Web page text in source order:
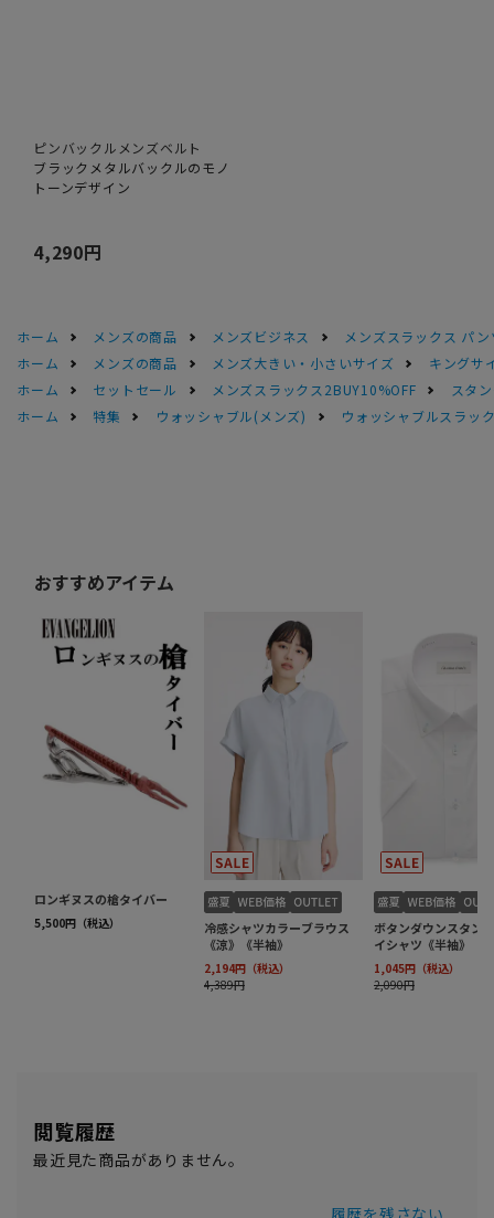
ピンバックルメンズベルト
ブラックメタルバックルのモノ
トーンデザイン
4,290円
ホーム メンズの商品 メンズビジネス
メンズスラックス パン
ホーム
メンズの商品 メンズ大きい・小さいサイズ
キングサ
ホーム
セットセール メンズスラックス2BUY10%OFF
スタ
ホーム
特集 ウォッシャブル(メンズ) ウォッシャブルスラッ
閲覧履歴
最近見た商品がありません。